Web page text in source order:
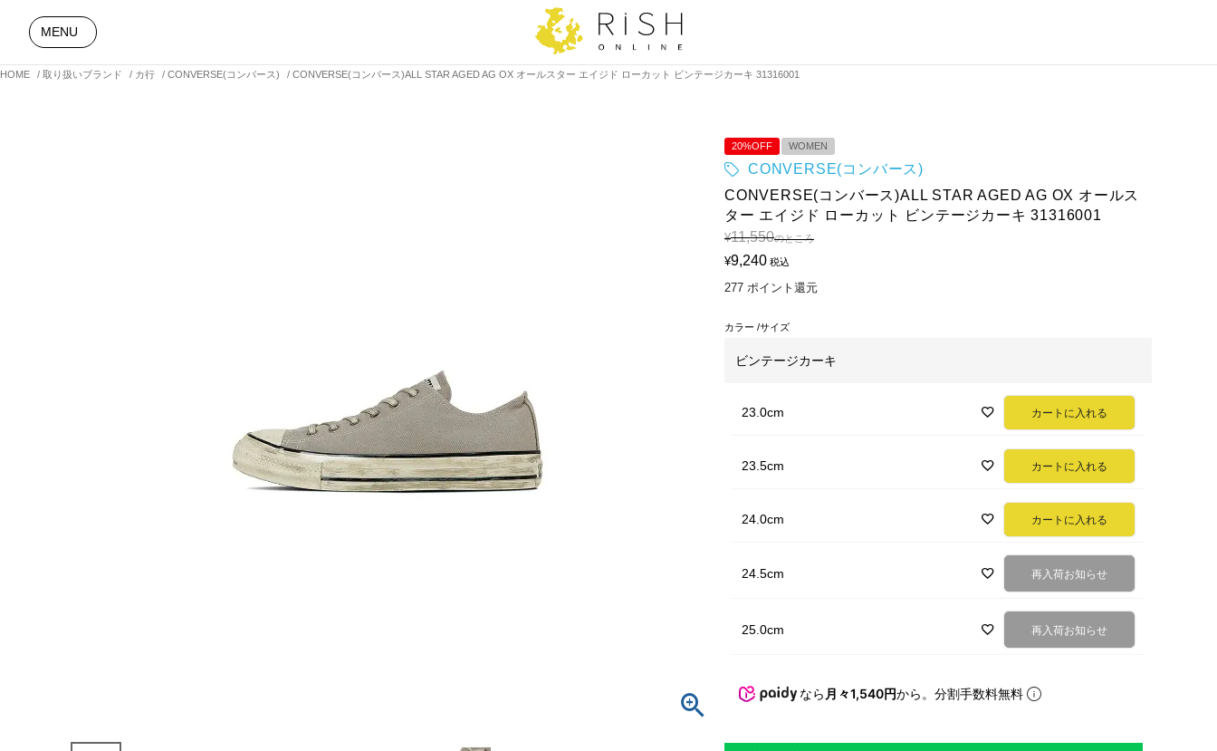
HOME 取り扱いブランド カ行 CONVERSE(コンバース) CONVERSE(コンバース)ALL STAR AGED AG OX オールスター エイジド ローカット ビンテージカーキ 31316001
MENU
20%OFF WOMEN
CONVERSE(コンバース)
CONVERSE(コンバース)ALL STAR AGED AG OX オールス
ター エイジド ローカット ビンテージカーキ 31316001
¥11,550のところ
¥9,240 税込
277 ポイント還元
カラー サイズ
ビンテージカーキ
23.0cm カートに入れる
23.5cm カートに入れる
24.0cm カートに入れる
24.5cm 再入荷お知らせ
25.0cm 再入荷お知らせ
なら 月々1,540円から。分割手数料無料